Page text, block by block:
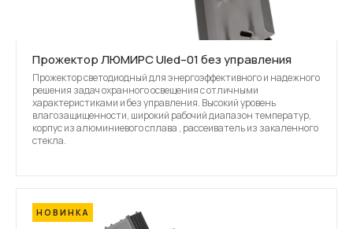
Прожектор ЛЮМИРС Uled–01 без управления
Прожектор светодиодный для энергоэффективного и надежного
решения задач охранного освещения с отличными
характеристиками и без управления. Высокий уровень
влагозащищенности, широкий рабочий диапазон температур,
корпус из алюминиевого сплава , рассеиватель из закаленного
стекла.
НОВИНКА